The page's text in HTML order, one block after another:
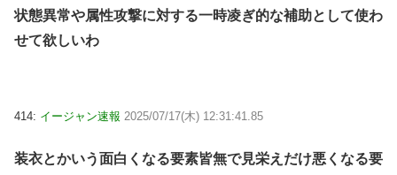
状態異常や属性攻撃に対する一時凌ぎ的な補助として使わ
せて欲しいわ
414: イージャン速報 2025/07/17(木) 12:31:41.85
装衣とかいう面白くなる要素皆無で見栄えだけ悪くなる要